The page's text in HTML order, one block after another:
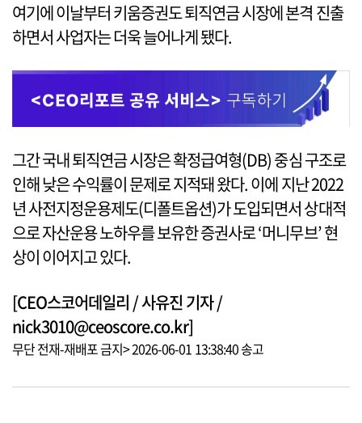
여기에 이날부터 키움증권도 퇴직연금 시장에 본격 진출
하면서 사업자는 더욱 늘어나게 됐다.
그간 국내 퇴직연금 시장은 확정급여형(DB) 중심 구조로
인해 낮은 수익률이 문제로 지적돼 왔다. 이에 지난 2022
년 사전지정운용제도(디폴트옵션)가 도입되면서 상대적
으로 자산운용 노하우를 보유한 증권사로 ‘머니무브’ 현
상이 이어지고 있다.
[CEO스코어데일리 / 사유진 기자 /
nick3010@ceoscore.co.kr]
무단 전재-재배포 금지> 2026-06-01 13:38:40 송고